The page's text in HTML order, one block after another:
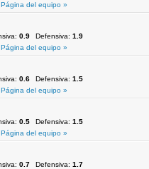
Página del equipo »
0.9 Defensiva: 1.9
Página del equipo »
0.6 Defensiva: 1.5
Página del equipo »
0.5 Defensiva: 1.5
Página del equipo »
0.7 Defensiva: 1.7